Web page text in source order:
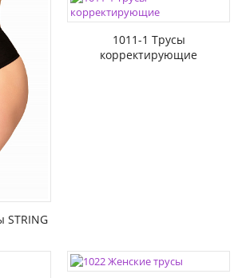
STRING
1011-1 Трусы
корректирующие